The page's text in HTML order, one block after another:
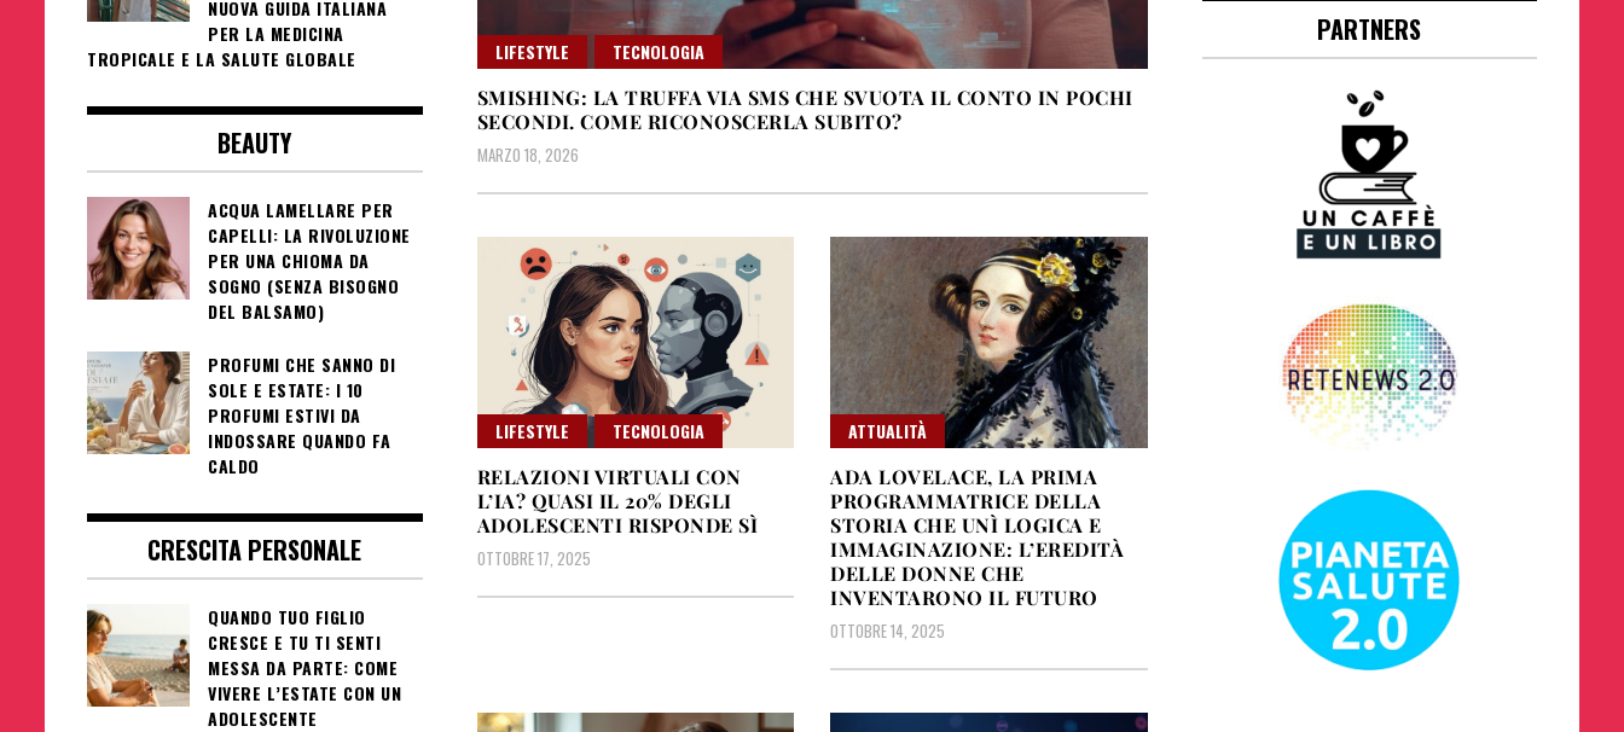
LIFESTYLE
TECNOLOGIA
SMISHING: LA TRUFFA VIA SMS CHE SVUOTA IL CONTO IN POCHI
SECONDI. COME RICONOSCERLA SUBITO?
MARZO 18, 2026
LIFESTYLE
TECNOLOGIA
RELAZIONI VIRTUALI CON
L’IA? QUASI IL 20% DEGLI
ADOLESCENTI RISPONDE SÌ
OTTOBRE 17, 2025
ATTUALITÀ
ADA LOVELACE, LA PRIMA
PROGRAMMATRICE DELLA
STORIA CHE UNÌ LOGICA E
IMMAGINAZIONE: L’EREDITÀ
DELLE DONNE CHE
INVENTARONO IL FUTURO
OTTOBRE 14, 2025
NUOVA GUIDA ITALIANA
PER LA MEDICINA
TROPICALE E LA SALUTE GLOBALE
BEAUTY
ACQUA LAMELLARE PER
CAPELLI: LA RIVOLUZIONE
PER UNA CHIOMA DA
SOGNO (SENZA BISOGNO
DEL BALSAMO)
PROFUMI CHE SANNO DI
SOLE E ESTATE: I 10
PROFUMI ESTIVI DA
INDOSSARE QUANDO FA
CALDO
CRESCITA PERSONALE
QUANDO TUO FIGLIO
CRESCE E TU TI SENTI
MESSA DA PARTE: COME
VIVERE L’ESTATE CON UN
ADOLESCENTE
PARTNERS